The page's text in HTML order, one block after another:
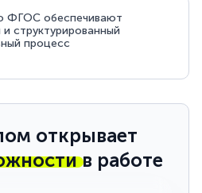
ФГОС обеспечивают
и структурированный
процесс
открывает
в работе